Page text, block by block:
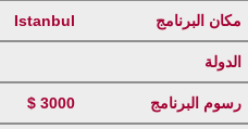
مكان البرنامج Istanbul
الدولة
رسوم البرنامج 3000 $